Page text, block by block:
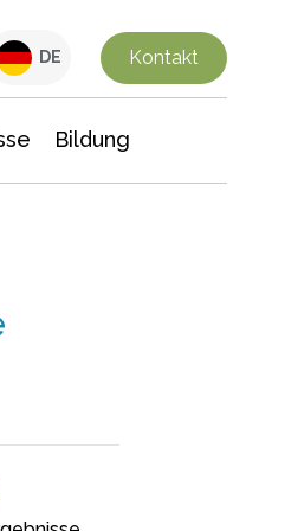
DE Kontakt
Bildung